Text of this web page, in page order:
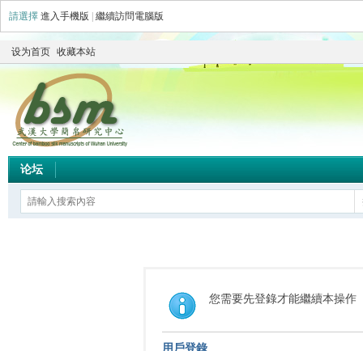
請選擇 進入手機版 繼續訪問電腦版
设为首页 收藏本站
论坛
您需要先登錄才能繼續本操作
用戶登錄